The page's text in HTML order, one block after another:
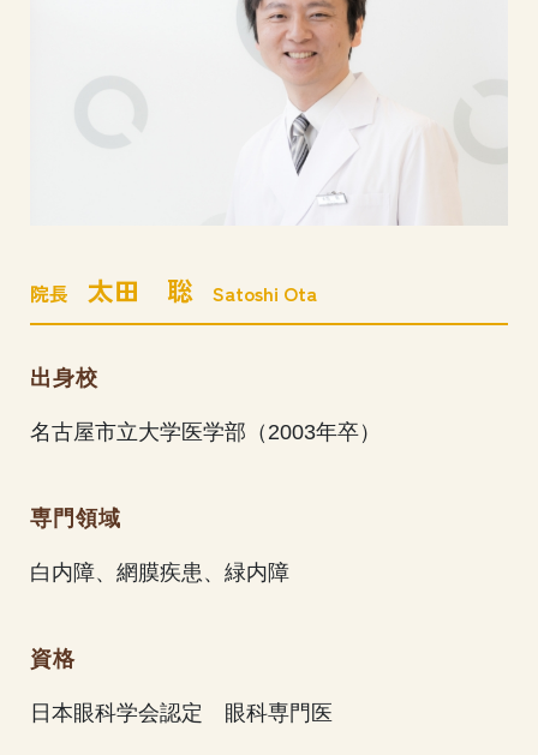
院長 太田 聡 Satoshi Ota
出身校
名古屋市立大学医学部（2003年卒）
専門領域
白内障、網膜疾患、緑内障
資格
日本眼科学会認定 眼科専門医